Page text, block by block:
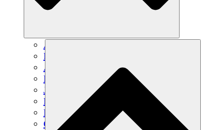
Agricultura sostenible
Recuperación de terremotos
Agua limpia
Empoderamiento de la mujer
Jóvenes y estudiantes
Preservación cultural y diálogo
Desarrollo de capacidades
Créditos de carbono